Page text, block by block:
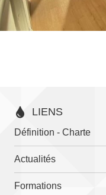
LIENS
Définition - Charte
Actualités
Formations